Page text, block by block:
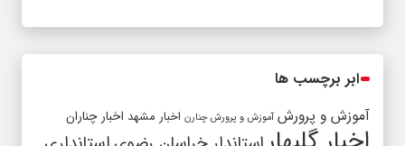
ابر برچسب ها
آموزش و پرورش آموزش و پرورش چنارن اخبار مشهد اخبار چناران